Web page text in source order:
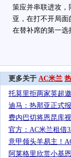
策应并串联进攻，
亚，在打不开局
在替补席的第一选
更多关于 AC米兰
托莫里拒两家英超
迪马：热那亚正式
费内巴切将恩昆库
官方：AC米兰租借
意甲领头羊易主！
阿莱格里欣赏小基